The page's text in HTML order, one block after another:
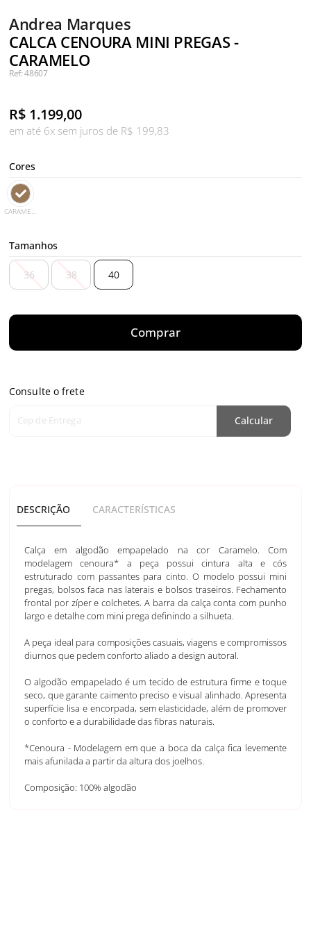
Andrea Marques
CALCA CENOURA MINI PREGAS -
CARAMELO
Ref: 48607
R$ 1.199,00
em até 6x sem juros de R$ 199,83
Cores
CARAMELO
Tamanhos
36 38 40
Comprar
Consulte o frete
Cep de Entrega Calcular
DESCRIÇÃO CARACTERÍSTICAS
Calça em algodão empapelado na cor Caramelo. Com
modelagem cenoura* a peça possui cintura alta e cós
estruturado com passantes para cinto. O modelo possui mini
pregas, bolsos faca nas laterais e bolsos traseiros. Fechamento
frontal por zíper e colchetes. A barra da calça conta com punho
largo e detalhe com mini prega definindo a silhueta.
A peça ideal para composições casuais, viagens e compromissos
diurnos que pedem conforto aliado a design autoral.
O algodão empapelado é um tecido de estrutura firme e toque
seco, que garante caimento preciso e visual alinhado. Apresenta
superfície lisa e encorpada, sem elasticidade, além de promover
o conforto e a durabilidade das fibras naturais.
*Cenoura - Modelagem em que a boca da calça fica levemente
mais afunilada a partir da altura dos joelhos.
Composição: 100% algodão